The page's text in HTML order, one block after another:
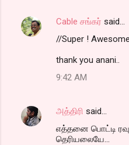
Cable சங்கர் said…
//Super !
thank you anani..
9:42 AM
அத்திரி said…
எத்தனை பொட்டி
தெரியலையே...